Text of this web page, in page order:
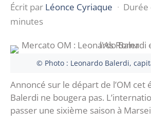
Écrit par Léonce Cyriaque · Durée
minutes
© Photo : Leonardo Balerdi,
Annoncé sur le départ de l’OM cet
Balerdi ne bougera pas.
passer une sixième saison à